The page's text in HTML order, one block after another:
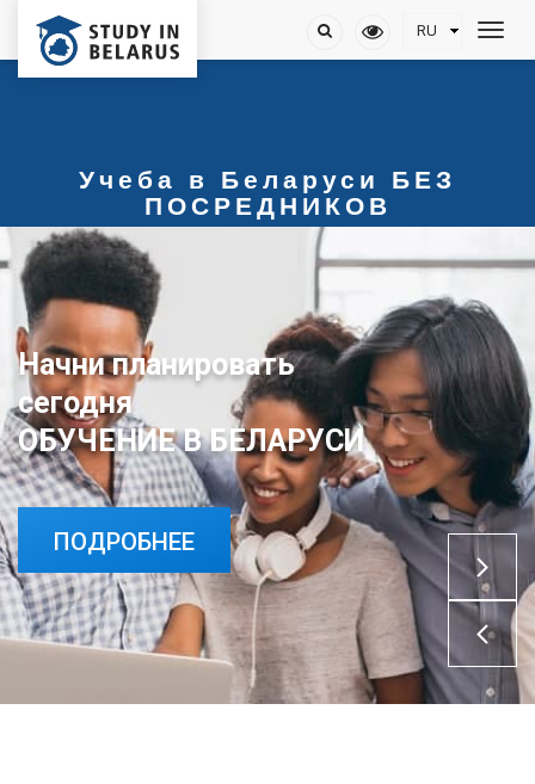
Учеба в Беларуси БЕЗ
ПОСРЕДНИКОВ
Начни планировать
сегодня
ОБУЧЕНИЕ В БЕЛАРУСИ
ПОДРОБНЕЕ